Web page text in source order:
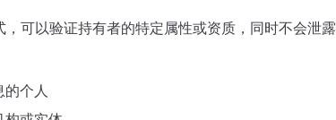
可以验证持有者的特定属性或资质，同时不会泄露
的个人